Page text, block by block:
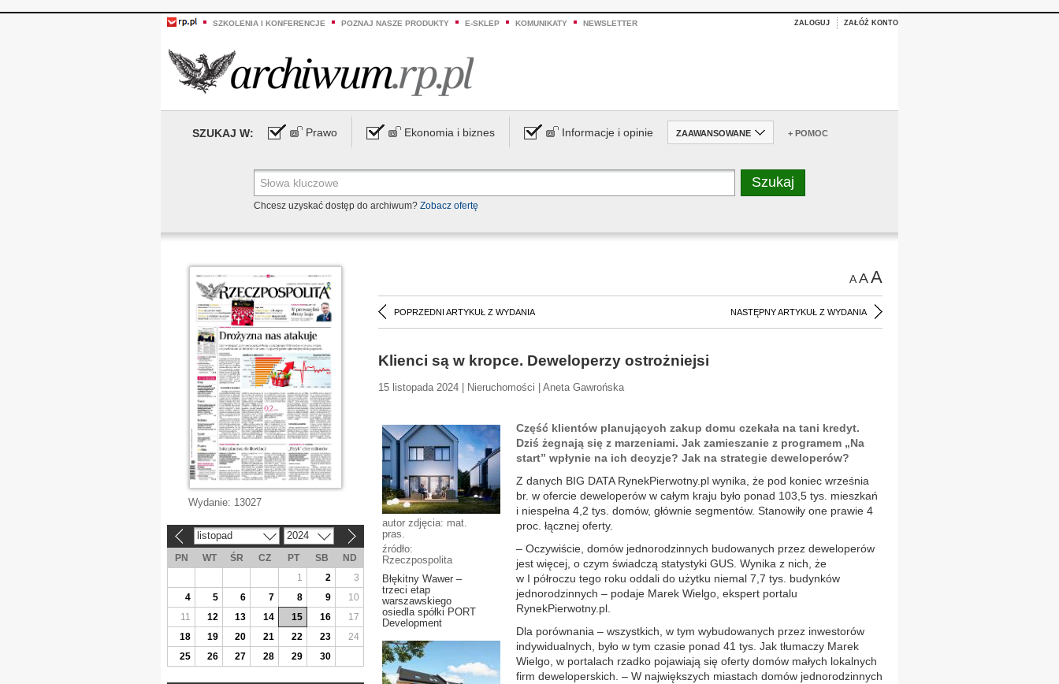
SZKOLENIA I KONFERENCJE POZNAJ NASZE PRODUKTY E-SKLEP KOMUNIKATY NEWSLETTER ZALOGUJ ZAŁÓŻ KONTO
SZUKAJ W: Prawo Ekonomia i biznes Informacje i opinie ZAAWANSOWANE + POMOC
Chcesz uzyskać dostęp do archiwum? Zobacz ofertę
AAA
POPRZEDNI ARTYKUŁ Z WYDANIA NASTĘPNY ARTYKUŁ Z WYDANIA
Klienci są w kropce. Deweloperzy ostrożniejsi
15 listopada 2024 | Nieruchomości | Aneta Gawrońska
autor zdjęcia: mat.
pras.
źródło:
Rzeczpospolita
Błękitny Wawer –
trzeci etap
warszawskiego
osiedla spółki PORT
Development
Część klientów planujących zakup domu czekała na tani kredyt.
Dziś żegnają się z marzeniami. Jak zamieszanie z programem „Na
start” wpłynie na ich decyzje? Jak na strategie deweloperów?
Z danych BIG DATA RynekPierwotny.pl wynika, że pod koniec września
br. w ofercie deweloperów w całym kraju było ponad 103,5 tys. mieszkań
i niespełna 4,2 tys. domów, głównie segmentów. Stanowiły one prawie 4
proc. łącznej oferty.
– Oczywiście, domów jednorodzinnych budowanych przez deweloperów
jest więcej, o czym świadczą statystyki GUS. Wynika z nich, że
w I półroczu tego roku oddali do użytku niemal 7,7 tys. budynków
jednorodzinnych – podaje Marek Wielgo, ekspert portalu
RynekPierwotny.pl.
Dla porównania – wszystkich, w tym wybudowanych przez inwestorów
indywidualnych, było w tym czasie ponad 41 tys. Jak tłumaczy Marek
Wielgo, w portalach rzadko pojawiają się oferty domów małych lokalnych
firm deweloperskich. – W największych miastach domów jednorodzinnych
Wydanie: 13027
listopad 2024
PN WT ŚR CZ PT SB
ND
1
2
3
4
5 6 7 8 9
10
11
12 13 14 15 16
17
18
19 20 21 22 23
24
25
26 27 28 29 30